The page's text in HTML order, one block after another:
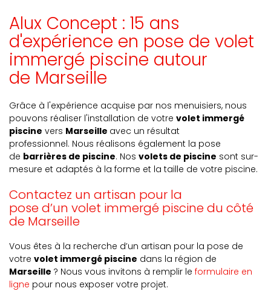
Alux Concept : 15 ans
d'expérience en pose de volet
immergé piscine autour
de Marseille
Grâce à l'expérience acquise par nos menuisiers, nous
pouvons réaliser l'installation de votre volet immergé
piscine vers Marseille avec un résultat
professionnel. Nous réalisons également la pose
de barrières de piscine. Nos volets de piscine sont sur-
mesure et adaptés à la forme et la taille de votre piscine.
Contactez un artisan pour la
pose d’un volet immergé piscine du côté
de Marseille
Vous êtes à la recherche d’un artisan pour la pose de
votre volet immergé piscine dans la région de
Marseille ? Nous vous invitons à remplir le formulaire en
ligne pour nous exposer votre projet.